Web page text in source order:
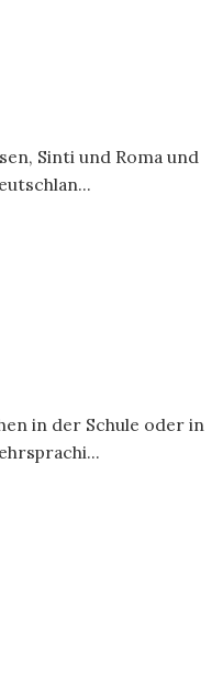
Sinti und Roma und
in der Schule oder in